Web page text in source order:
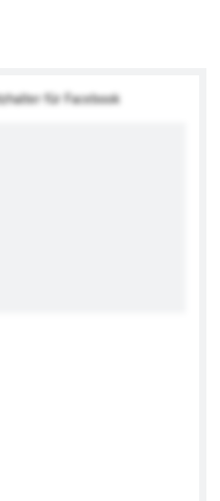
für Facebook